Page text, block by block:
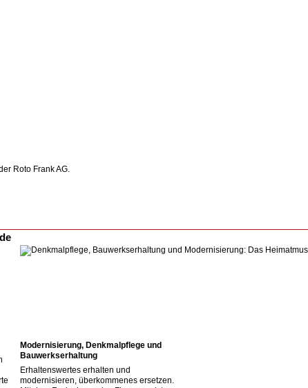
Roto Frank AG.
Modernisierung, Denkmalpflege und
Bauwerkserhaltung
Erhaltenswertes erhalten und
modernisieren, überkommenes ersetzen.